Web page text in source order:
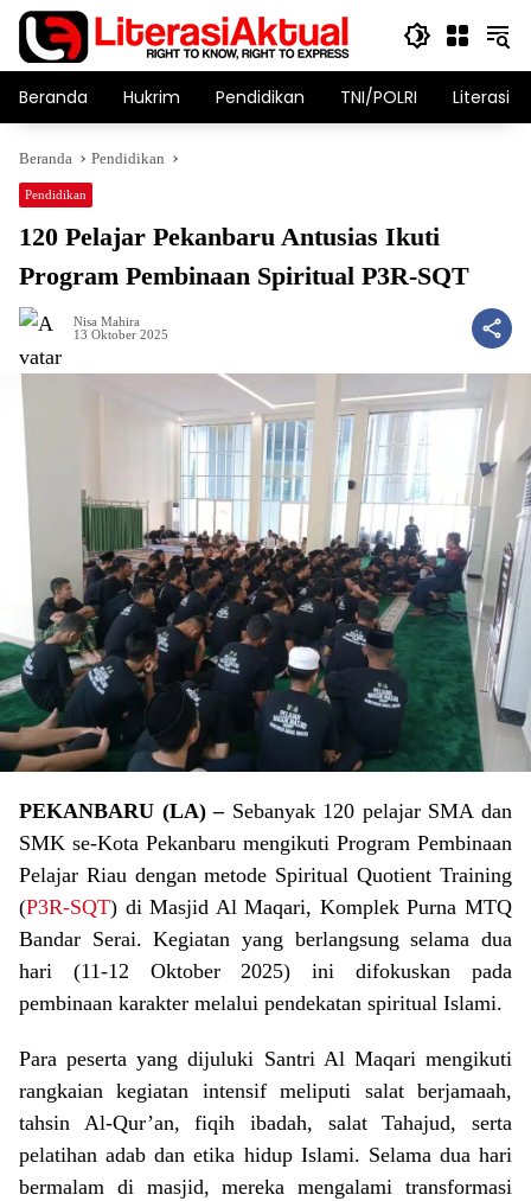
Langsung
konten
Beranda Hukrim Pendidikan TNI/POLRI Literasi
Beranda Pendidikan
Pendidikan
120 Pelajar Pekanbaru Antusias Ikuti
Program Pembinaan Spiritual P3R-SQT
Nisa Mahira
13 Oktober 2025
PEKANBARU (LA) –Sebanyak 120 pelajar SMA dan
SMK se-Kota Pekanbaru mengikuti Program Pembinaan
Pelajar Riau dengan metode Spiritual Quotient Training
(P3R-SQT) di Masjid Al Maqari, Komplek Purna MTQ
Bandar Serai. Kegiatan yang berlangsung selama dua
hari (11-12 Oktober 2025) ini difokuskan pada
pembinaan karakter melalui pendekatan spiritual Islami.
Para peserta yang dijuluki Santri Al Maqari mengikuti
rangkaian kegiatan intensif meliputi salat berjamaah,
tahsin Al-Qur’an, fiqih ibadah, salat Tahajud, serta
pelatihan adab dan etika hidup Islami. Selama dua hari
bermalam di masjid, mereka mengalami transformasi